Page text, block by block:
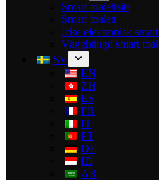
Smart toalettsits
Smart toalett
Icke-elektronisk
Vägghängd smart
SV
EN
ZH
ES
FR
IT
PT
DE
ID
AR